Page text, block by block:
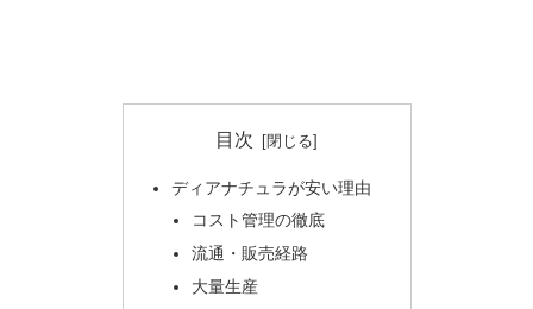
目次
ディアナチュラが安い理由
コスト管理の徹底
流通・販売経路
大量生産